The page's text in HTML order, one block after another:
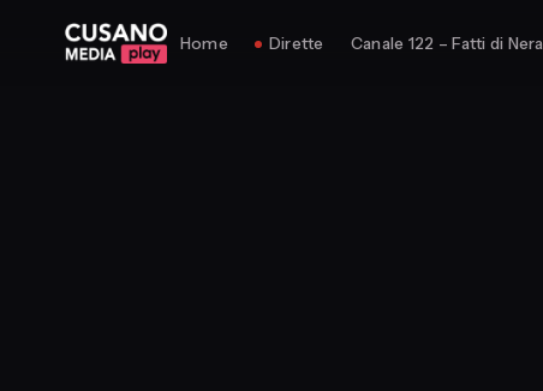
Home Dirette Canale 122 – Fatti di Nera